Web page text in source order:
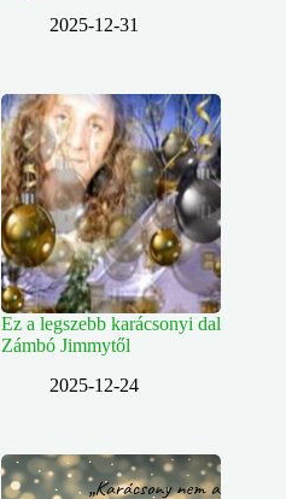
2025-12-31
Ez a legszebb karácsonyi dal
Zámbó Jimmytől
2025-12-24